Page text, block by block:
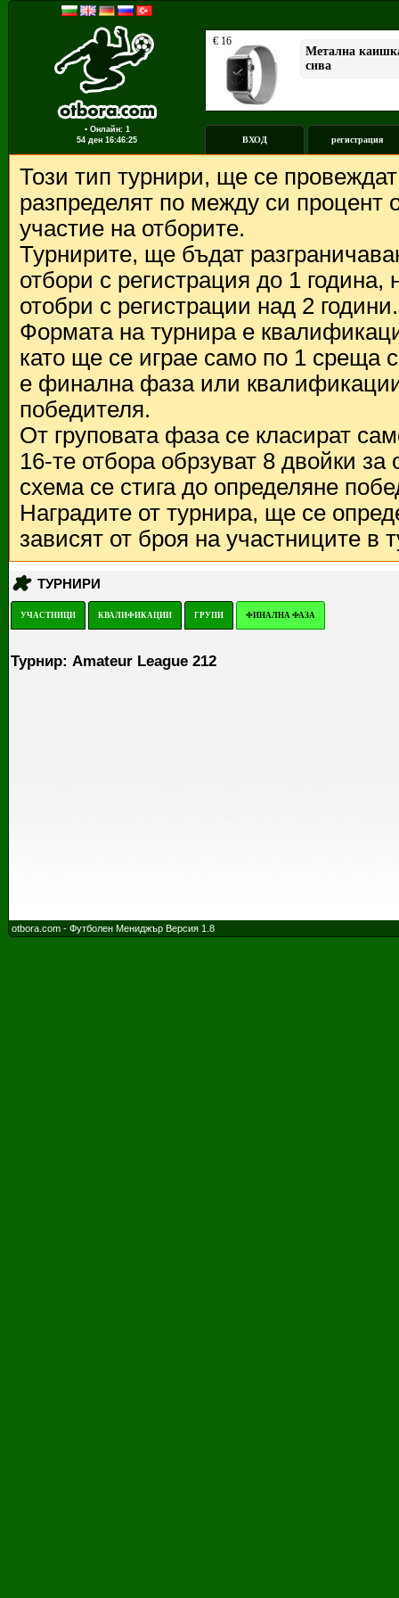
▪ Онлайн: 1
54 ден 16:46:25 ВХОД регистрация
Този тип турнири, ще се
разпределят по между си процент
участие на отборите.
Турнирите, ще бъдат
отбори с регистрация до 1
отобри с регистрации над 2 години.
Формата на турнира е
като ще се играе само по 1 среща
е финална фаза или
победителя.
От груповата фаза се класират
16-те отбора обрзуват 8 двойки
схема се стига до определяне
Наградите от турнира, ще се
зависят от броя на участниците в
ТУРНИРИ
УЧАСТНИЦИ КВАЛИФИКАЦИИ ГРУПИ ФИНАЛНА ФАЗА
Турнир: Amateur League 212
otbora.com - Футболен Мениджър Версия 1.8